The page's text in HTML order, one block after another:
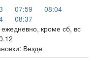
07:59
08:04
08:37
кроме сб, вс
Везде